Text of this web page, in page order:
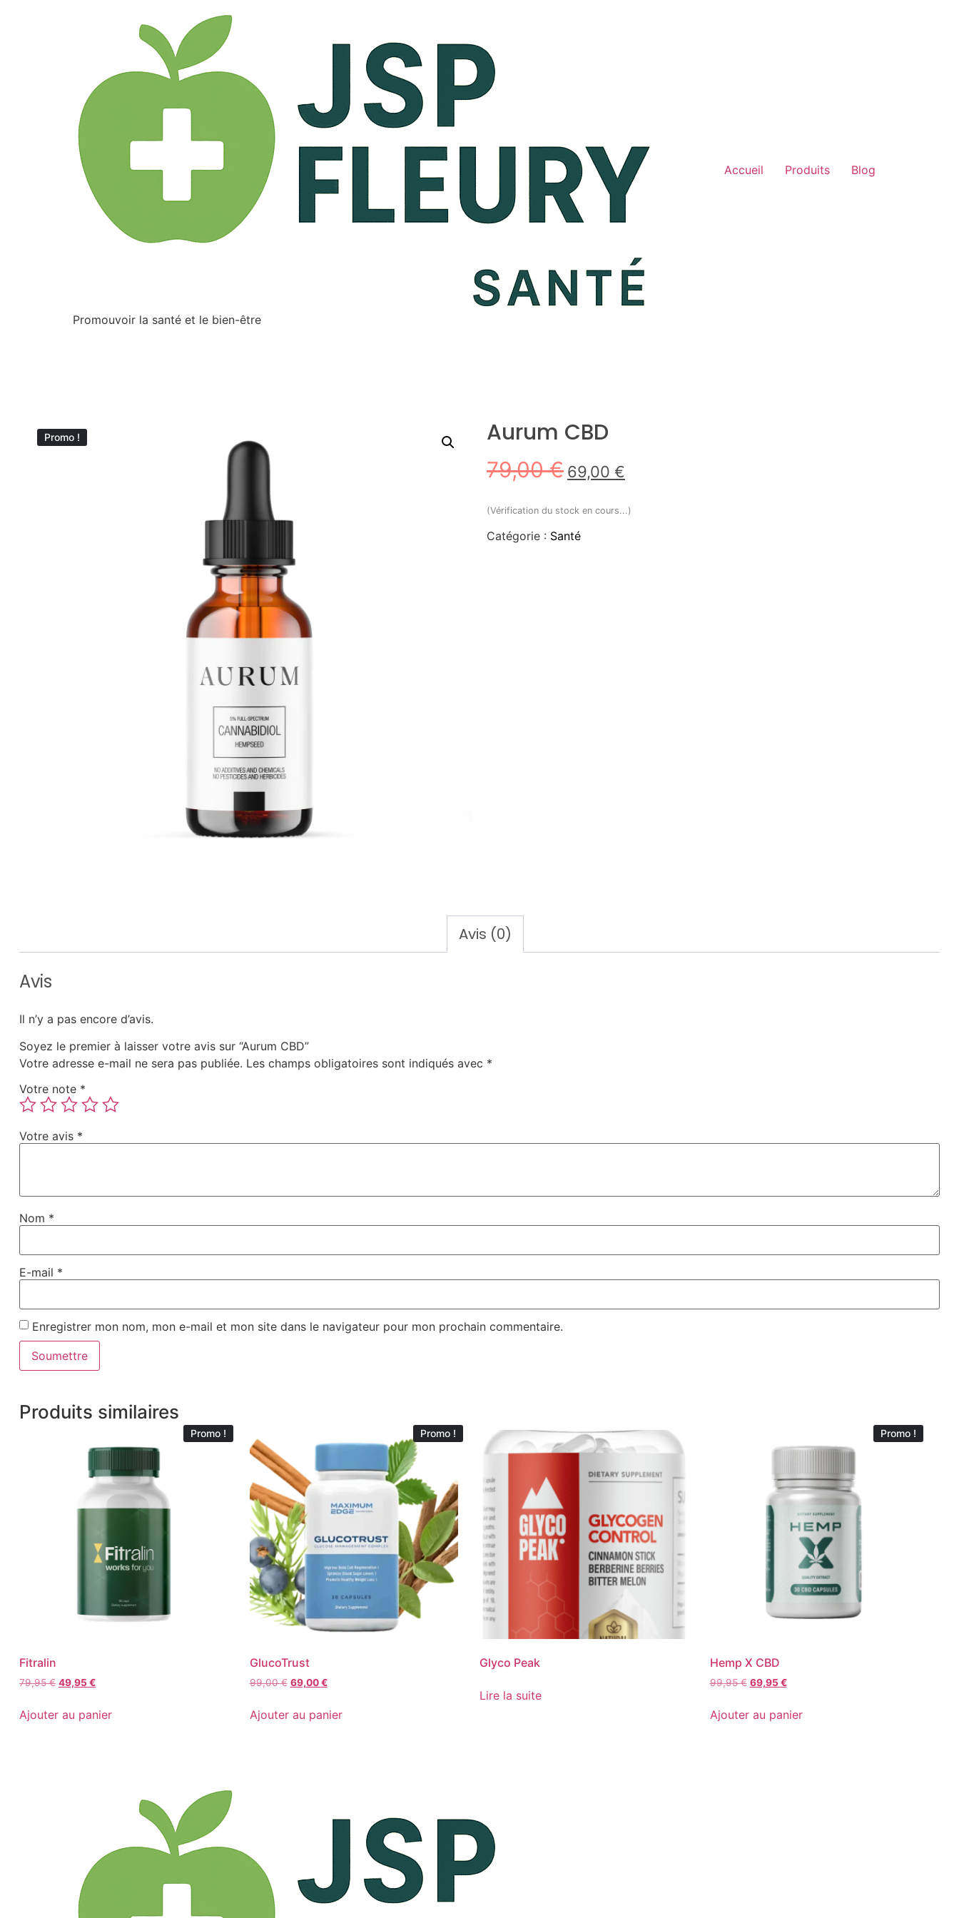
Promouvoir la santé et le bien-être
Accueil Produits Blog
Promo ! Aurum CBD
79,00€ 69,00 €
(Vérification du stock en cours...)
Catégorie : Santé
Avis (0)
Avis
Il n’y a pas encore d’avis.
Soyez le premier à laisser votre avis sur “Aurum CBD”
Votre adresse e-mail ne sera pas publiée. Les champs obligatoires sont indiqués avec *
Votre note *
Votre avis *
Nom *
E-mail *
Enregistrer mon nom, mon e-mail et mon site dans le navigateur pour mon prochain commentaire.
Produits similaires
Promo !
Fitralin
79,95€ 49,95€
Ajouter au panier
Promo !
GlucoTrust
99,00€ 69,00€
Ajouter au panier
Glyco Peak
Lire la suite
Promo !
Hemp X CBD
99,95€ 69,95€
Ajouter au panier